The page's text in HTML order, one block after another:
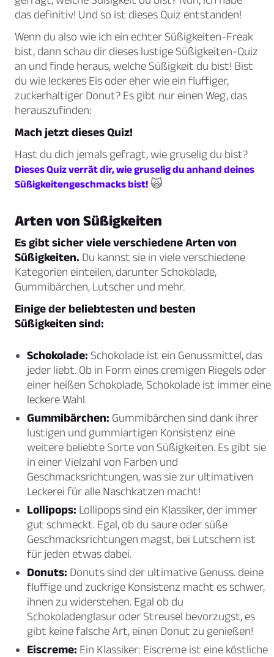
das definitiv! Und so ist dieses Quiz entstanden!
Wenn du also wie ich ein echter Süßigkeiten-Freak
bist, dann schau dir dieses lustige Süßigkeiten-Quiz
an und finde heraus, welche Süßigkeit du bist! Bist
du wie leckeres Eis oder eher wie ein fluffiger,
zuckerhaltiger Donut? Es gibt nur einen Weg, das
herauszufinden:
Mach jetzt dieses Quiz!
Hast du dich jemals gefragt, wie gruselig du bist?
Dieses Quiz verrät dir, wie gruselig du anhand deines
Süßigkeitengeschmacks bist! 🙀
Arten von Süßigkeiten
Es gibt sicher viele verschiedene Arten von
Süßigkeiten. Du kannst sie in viele verschiedene
Kategorien einteilen, darunter Schokolade,
Gummibärchen, Lutscher und mehr.
Einige der beliebtesten und besten
Süßigkeiten sind:
Schokolade: Schokolade ist ein Genussmittel, das
jeder liebt. Ob in Form eines cremigen Riegels oder
einer heißen Schokolade, Schokolade ist immer eine
leckere Wahl.
Gummibärchen: Gummibärchen sind dank ihrer
lustigen und gummiartigen Konsistenz eine
weitere beliebte Sorte von Süßigkeiten. Es gibt sie
in einer Vielzahl von Farben und
Geschmacksrichtungen, was sie zur ultimativen
Leckerei für alle Naschkatzen macht!
Lollipops: Lollipops sind ein Klassiker, der immer
gut schmeckt. Egal, ob du saure oder süße
Geschmacksrichtungen magst, bei Lutschern ist
für jeden etwas dabei.
Donuts: Donuts sind der ultimative Genuss. deine
fluffige und zuckrige Konsistenz macht es schwer,
ihnen zu widerstehen. Egal ob du
Schokoladenglasur oder Streusel bevorzugst, es
gibt keine falsche Art, einen Donut zu genießen!
Eiscreme: Ein Klassiker: Eiscreme ist eine köstliche